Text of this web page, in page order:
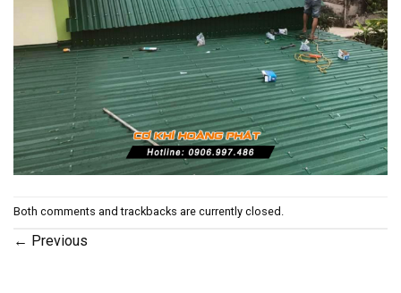
Both comments and trackbacks are currently closed.
← Previous